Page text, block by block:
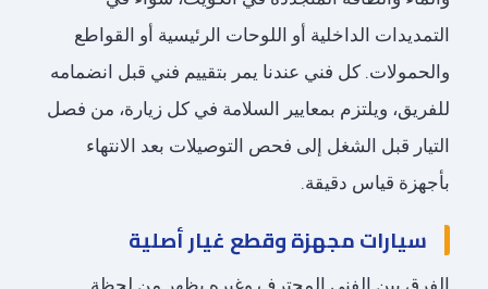
التمديدات الداخلية أو اللوحات الرئيسية أو القواطع
والحمولات. كل فني عندنا يمر بتقييم فني قبل انضمامه
للفريق، ويلتزم بمعايير السلامة في كل زيارة، من فصل
التيار قبل الشغل إلى فحص التوصيلات بعد الانتهاء
بأجهزة قياس دقيقة.
سيارات مجهزة وقطع غيار أصلية
الفرق بين الفني المحترف وغيره يظهر من لحظة